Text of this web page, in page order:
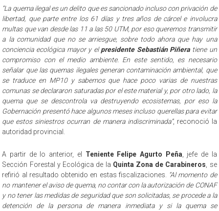
“La quema ilegal es un delito que es sancionado incluso con privación de
libertad, que parte entre los 61 días y tres años de cárcel e involucra
multas que van desde las 11 a las 50 UTM, por eso queremos transmitir
a la comunidad que no se arriesgue, sobre todo ahora que hay una
conciencia ecológica mayor y elpresidente Sebastián Piñeratiene un
compromiso con el medio ambiente. En este sentido, es necesario
señalar que las quemas ilegales generan contaminación ambiental, que
se traduce en MP10 y sabemos que hace poco varias de nuestras
comunas se declararon saturadas por el este material y, por otro lado, la
quema que se descontrola va destruyendo ecosistemas, por eso la
Gobernación presentó hace algunos meses incluso querellas para evitar
que estos siniestros ocurran de manera indiscriminada”, reconoció la
autoridad provincial.
A partir de lo anterior, el Teniente Felipe Agurto Peña , jefe de la
Sección Forestal y Ecológica de la Quinta Zona de Carabineros , se
refirió al resultado obtenido en estas fiscalizaciones.
“Al momento de
no mantener el aviso de quema, no contar con la autorización de CONAF
y no tener las medidas de seguridad que son solicitadas, se procede a la
detención de la persona de manera inmediata y si la quema se